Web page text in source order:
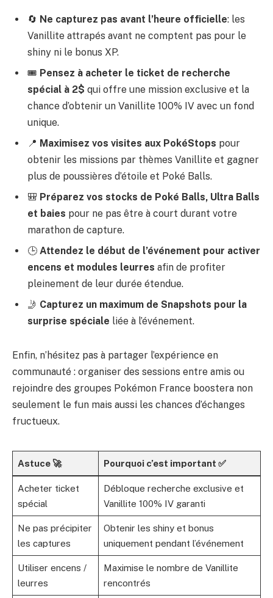
🔄 Ne capturez pas avant l’heure officielle: les
Vanillite attrapés avant ne comptent pas pour le
shiny ni le bonus XP.
🎟️ Pensez à acheter le ticket de recherche
spécial à 2$ qui offre une mission exclusive et la
chance d’obtenir un Vanillite 100% IV avec un fond
unique.
📍 Maximisez vos visites aux PokéStops pour
obtenir les missions par thèmes Vanillite et gagner
plus de poussières d’étoile et Poké Balls.
🎒 Préparez vos stocks de Poké Balls, Ultra Balls
et baies pour ne pas être à court durant votre
marathon de capture.
🕒 Attendez le début de l’événement pour activer
encens et modules leurres afin de profiter
pleinement de leur durée étendue.
🤳 Capturez un maximum de Snapshots pour la
surprise spéciale liée à l’événement.
Enfin, n’hésitez pas à partager l’expérience en
communauté : organiser des sessions entre amis ou
rejoindre des groupes Pokémon France boostera non
seulement le fun mais aussi les chances d’échanges
fructueux.
Astuce 🚀 Pourquoi c’est important ✅
Acheter ticket
spécial
Débloque recherche exclusive et
Vanillite 100% IV garanti
Ne pas précipiter
les captures
Obtenir les shiny et bonus
uniquement pendant l’événement
Utiliser encens /
leurres
Maximise le nombre de Vanillite
rencontrés